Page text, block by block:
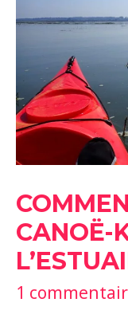
CANOË-
1
L’ORNE